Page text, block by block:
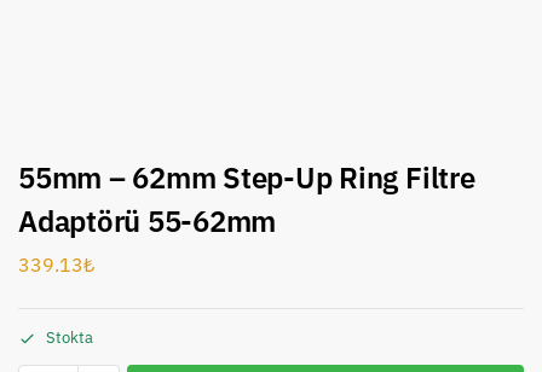
55mm – 62mm Step-Up Ring Filtre
Adaptörü 55-62mm
339.13₺
Stokta